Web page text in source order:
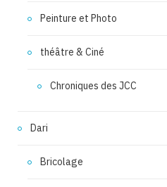
Peinture et Photo
théâtre & Ciné
Chroniques des JCC
Dari
Bricolage